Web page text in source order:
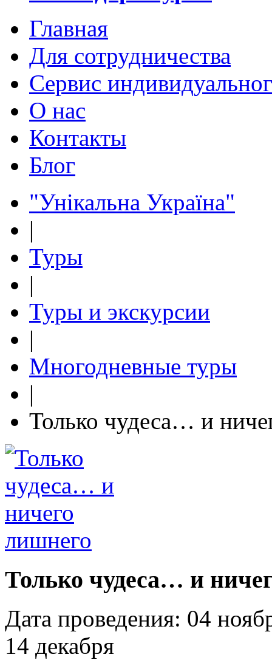
Главная
Для сотрудничества
Сервис
О нас
Контакты
Блог
"Унікальна Україна"
|
Туры
|
Туры и экскурсии
|
Многодневные туры
|
Только чудеса… и
Только чудеса… и
Дата проведения: 04
14 декабря